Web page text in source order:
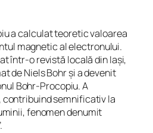
a calculat teoretic valoarea
magnetic al electronului.
într-o revistă locală din Iași,
de Niels Bohr și a devenit
Bohr-Procopiu. A
semnificativ la
fenomen denumit